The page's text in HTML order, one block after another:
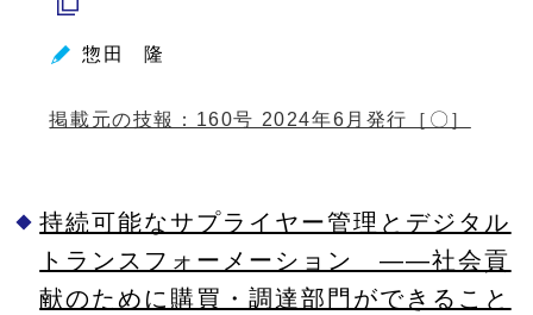
で
開
く
惣田 隆
掲載元の技報：160号 2024年6月発行［〇］
持続可能なサプライヤー管理とデジタル
トランスフォーメーション ――社会貢
献のために購買・調達部門ができること